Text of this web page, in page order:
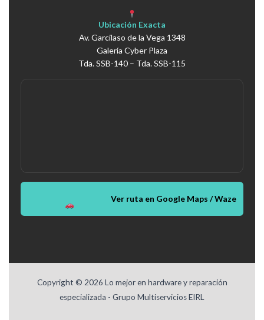
Ubicación Exacta
Av. Garcilaso de la Vega 1348
Galería Cyber Plaza
Tda. SSB-140 – Tda. SSB-115
Ver ruta en Google Maps / Waze
Copyright © 2026 Lo mejor en hardware y reparación
especializada - Grupo Multiservicios EIRL